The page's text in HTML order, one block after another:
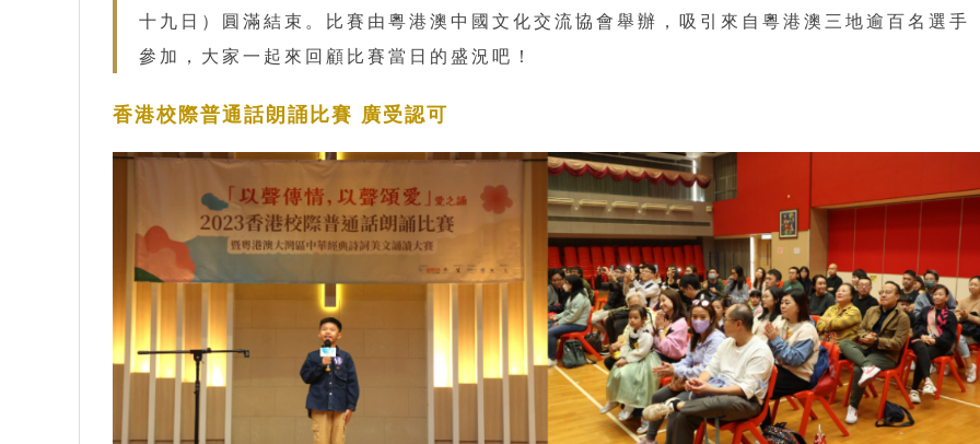
十九日）圓滿結束。比賽由粵港澳中國文化交流協會舉辦，吸引來自粵港澳三地逾百名選手
參加，大家一起來回顧比賽當日的盛況吧！
香港校際普通話朗誦比賽 廣受認可